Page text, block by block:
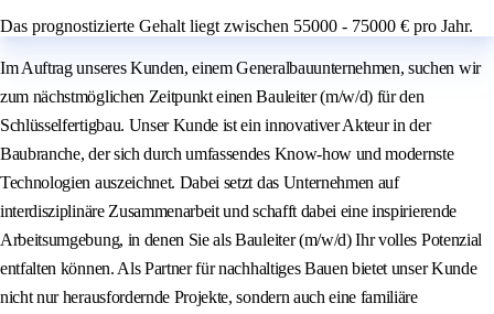
Das prognostizierte Gehalt liegt zwischen 55000 - 75000 € pro Jahr.
Im Auftrag unseres Kunden, einem Generalbauunternehmen, suchen wir
zum nächstmöglichen Zeitpunkt einen Bauleiter (m/w/d) für den
Schlüsselfertigbau. Unser Kunde ist ein innovativer Akteur in der
Baubranche, der sich durch umfassendes Know‑how und modernste
Technologien auszeichnet. Dabei setzt das Unternehmen auf
interdisziplinäre Zusammenarbeit und schafft dabei eine inspirierende
Arbeitsumgebung, in denen Sie als Bauleiter (m/w/d) Ihr volles Potenzial
entfalten können. Als Partner für nachhaltiges Bauen bietet unser Kunde
nicht nur herausfordernde Projekte, sondern auch eine familiäre